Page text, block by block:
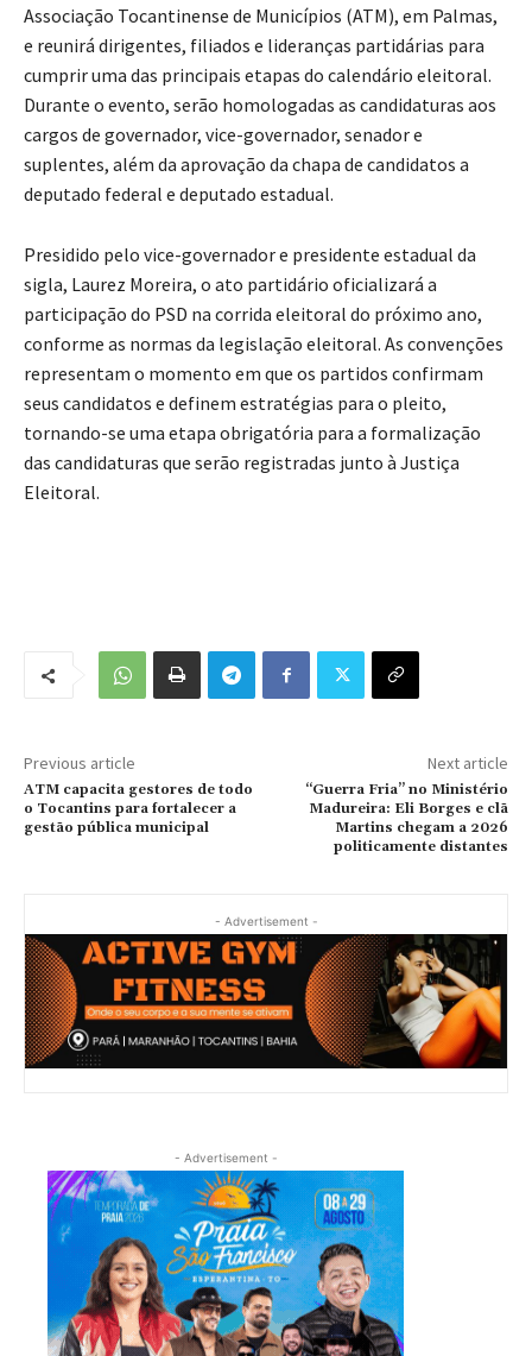
Associação Tocantinense de Municípios (ATM), em Palmas,
e reunirá dirigentes, filiados e lideranças partidárias para
cumprir uma das principais etapas do calendário eleitoral.
Durante o evento, serão homologadas as candidaturas aos
cargos de governador, vice-governador, senador e
suplentes, além da aprovação da chapa de candidatos a
deputado federal e deputado estadual.
Presidido pelo vice-governador e presidente estadual da
sigla, Laurez Moreira, o ato partidário oficializará a
participação do PSD na corrida eleitoral do próximo ano,
conforme as normas da legislação eleitoral. As convenções
representam o momento em que os partidos confirmam
seus candidatos e definem estratégias para o pleito,
tornando-se uma etapa obrigatória para a formalização
das candidaturas que serão registradas junto à Justiça
Eleitoral.
Previous article
ATM capacita gestores de todo
o Tocantins para fortalecer a
gestão pública municipal
Next article
“Guerra Fria” no Ministério
Madureira: Eli Borges e clã
Martins chegam a 2026
politicamente distantes
- Advertisement -
- Advertisement -